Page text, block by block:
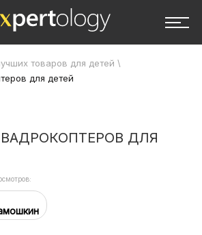
товаров для детей \
для детей
ДЛЯ